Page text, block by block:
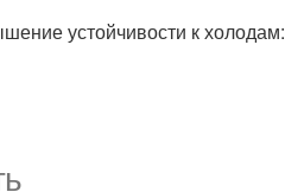
устойчивости к холодам: